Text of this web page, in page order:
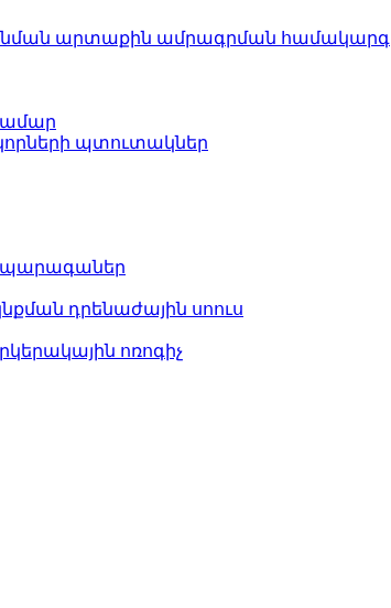
արտաքին ամրագրման համակարգ
պտուտակներ
պարագաներ
դրենաժային սոուս
ոռոգիչ